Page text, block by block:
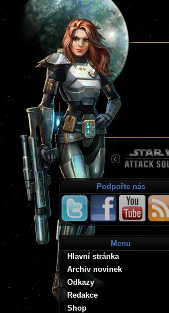
Podpořte nás
Menu
Hlavní stránka
Archiv novinek
Odkazy
Redakce
Shop